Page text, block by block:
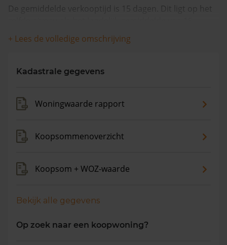
De gemiddelde verkooptijd is 15 dagen. Dit ligt op het
dagen.
worden appartementen gemiddeld voor €593.196
maanden is de gemiddelde woningwaarde met 4,7%
+ Lees de volledige omschrijving
Kadastrale gegevens
Woningwaarde rapport
Koopsommenoverzicht
Koopsom + WOZ-waarde
Bekijk alle gegevens
Op zoek naar een koopwoning?